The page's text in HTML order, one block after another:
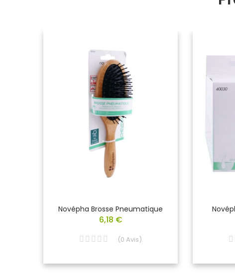
Novépha Brosse Pneumatique
6,18 €
(0 Avis)